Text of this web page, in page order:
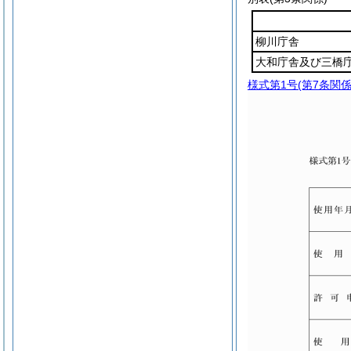
柳川庁舎
大和庁舎及び三橋
様式第1号(第7条関